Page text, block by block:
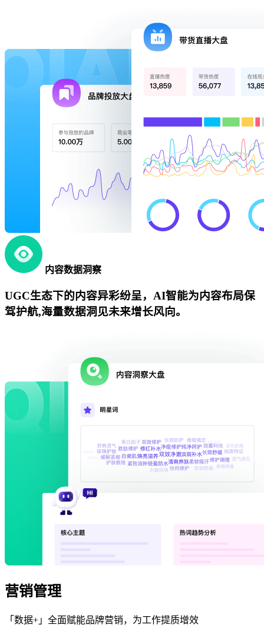
内容数据洞察
UGC生态下的内容异彩纷呈，AI智能为内容布局保
驾护航,海量数据洞见未来增长风向。
营销管理
「数据+」全面赋能品牌营销，为工作提质增效